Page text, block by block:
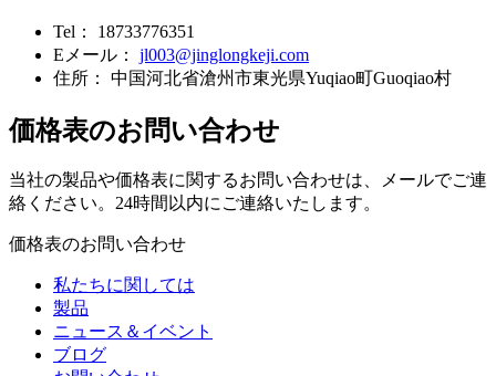
Tel： 18733776351
Eメール： jl003@jinglongkeji.com
住所： 中国河北省滄州市東光県Yuqiao町Guoqiao村
価格表のお問い合わせ
当社の製品や価格表に関するお問い合わせは、メールでご連
絡ください。24時間以内にご連絡いたします。
価格表のお問い合わせ
私たちに関しては
製品
ニュース＆イベント
ブログ